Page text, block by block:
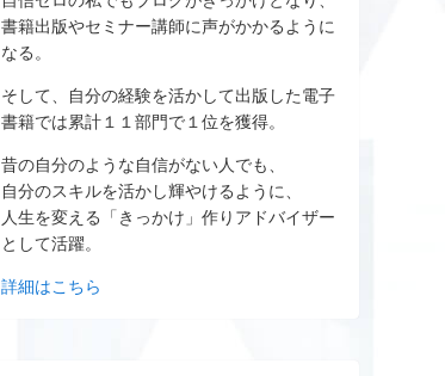
書籍出版やセミナー講師に声がかかるように
なる。
そして、自分の経験を活かして出版した電子
書籍では累計１１部門で１位を獲得。
昔の自分のような自信がない人でも、
自分のスキルを活かし輝やけるように、
人生を変える「きっかけ」作りアドバイザー
として活躍。
詳細はこちら